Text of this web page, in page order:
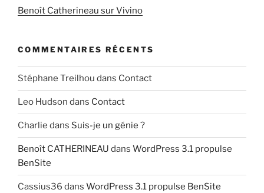
Benoît Catherineau sur Vivino
COMMENTAIRES RÉCENTS
Stéphane Treilhou dans Contact
Leo Hudson dans Contact
Charlie dans Suis-je un génie ?
Benoît CATHERINEAU dans WordPress 3.1 propulse
BenSite
Cassius36 dans WordPress 3.1 propulse BenSite